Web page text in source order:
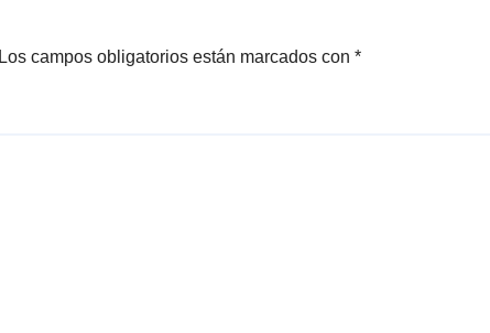
Los campos obligatorios están marcados con *